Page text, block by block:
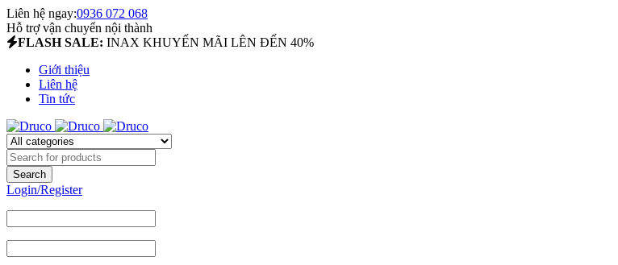
Liên hệ ngay:0936 072 068
Hỗ trợ vận chuyển nội thành
FLASH SALE: INAX KHUYẾN MÃI LÊN ĐẾN 40%
Giới thiệu
Liên hệ
Tin tức
Login/Register